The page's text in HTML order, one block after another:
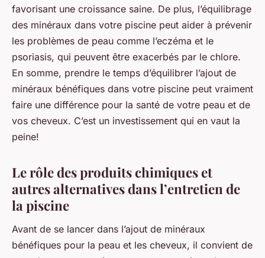
favorisant une croissance saine. De plus, l’équilibrage
des minéraux dans votre piscine peut aider à prévenir
les problèmes de peau comme l’eczéma et le
psoriasis, qui peuvent être exacerbés par le chlore.
En somme, prendre le temps d’équilibrer l’ajout de
minéraux bénéfiques dans votre piscine peut vraiment
faire une différence pour la santé de votre peau et de
vos cheveux. C’est un investissement qui en vaut la
peine!
Le rôle des produits chimiques et
autres alternatives dans l’entretien de
la piscine
Avant de se lancer dans l’ajout de minéraux
bénéfiques pour la peau et les cheveux, il convient de